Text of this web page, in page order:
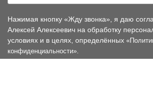
Нажимая кнопку «Жду звонка», я даю
Алексей Алексеевич на обработку
условиях и в целях, определённых
конфиденциальности».